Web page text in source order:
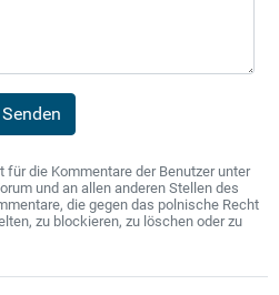
die Kommentare der Benutzer unter
und an allen anderen Stellen des
die gegen das polnische Recht
zu blockieren, zu löschen oder zu